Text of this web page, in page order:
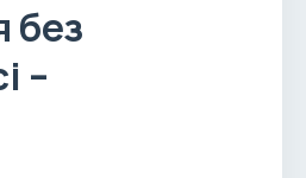
без
–